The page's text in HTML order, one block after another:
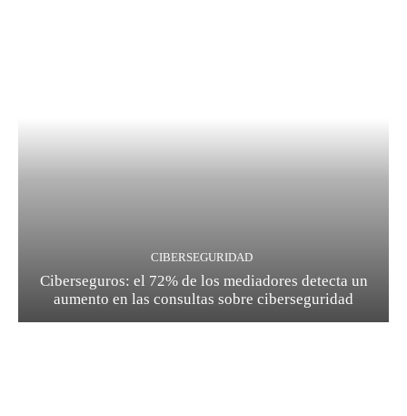
CIBERSEGURIDAD
Ciberseguros: el 72% de los mediadores detecta un
aumento en las consultas sobre ciberseguridad